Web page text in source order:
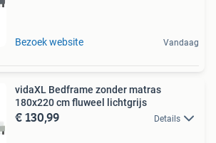
Bezoek website Vandaag
vidaXL Bedframe zonder matras
180x220 cm fluweel lichtgrijs
€ 130,99 Details